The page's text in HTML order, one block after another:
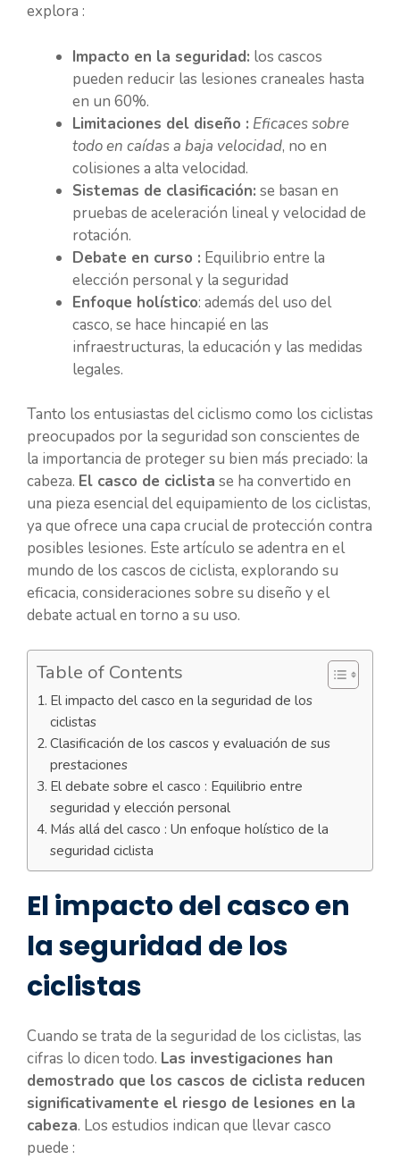
explora :
Impacto en la seguridad: los cascos
pueden reducir las lesiones craneales hasta
en un 60%.
Limitaciones del diseño : Eficaces sobre
todo en caídas a baja velocidad, no en
colisiones a alta velocidad.
Sistemas de clasificación: se basan en
pruebas de aceleración lineal y velocidad de
rotación.
Debate en curso : Equilibrio entre la
elección personal y la seguridad
Enfoque holístico: además del uso del
casco, se hace hincapié en las
infraestructuras, la educación y las medidas
legales.
Tanto los entusiastas del ciclismo como los ciclistas
preocupados por la seguridad son conscientes de
la importancia de proteger su bien más preciado: la
cabeza. El casco de ciclista se ha convertido en
una pieza esencial del equipamiento de los ciclistas,
ya que ofrece una capa crucial de protección contra
posibles lesiones. Este artículo se adentra en el
mundo de los cascos de ciclista, explorando su
eficacia, consideraciones sobre su diseño y el
debate actual en torno a su uso.
Table of Contents
El impacto del casco en la seguridad de los
ciclistas
Clasificación de los cascos y evaluación de sus
prestaciones
El debate sobre el casco : Equilibrio entre
seguridad y elección personal
Más allá del casco : Un enfoque holístico de la
seguridad ciclista
El impacto del casco en
la seguridad de los
ciclistas
Cuando se trata de la seguridad de los ciclistas, las
cifras lo dicen todo. Las investigaciones han
demostrado que los cascos de ciclista reducen
significativamente el riesgo de lesiones en la
cabeza. Los estudios indican que llevar casco
puede :